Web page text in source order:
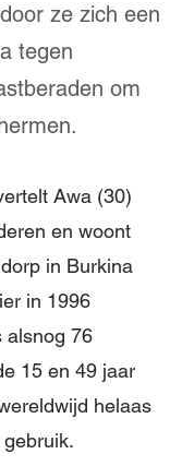
ze zich een
tegen
om
Awa (30)
en woont
in Burkina
in 1996
alsnog 76
15 en 49 jaar
helaas